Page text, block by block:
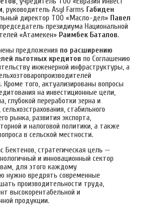
, руководитель Asyl Farms Габиден
директор ТОО «Масло-дел» Павел
президиума Национальной
«Атамекен» Раимбек Баталов.
предложения по расширению
льготных кредитов по Соглашению
инженерной инфраструктуры, а
того, актуализированы вопросы
на инвестиционные цели,
глубокой переработки зерна и
стабильного
рынка, развития экспорта,
и налоговой политики, а также
в сельской местности.
Бектенов, стратегическая цель —
и инновационный сектор
для этого каждому
нужно вредрять современные
производительности труда,
высокорентабельной и
продукции.